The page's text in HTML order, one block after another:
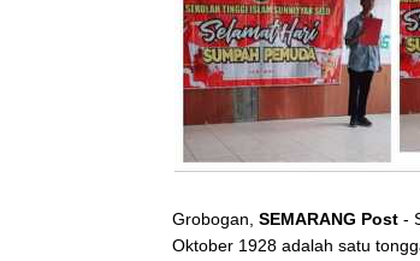
Grobogan, SEMARANG Post -
Oktober 1928 adalah satu